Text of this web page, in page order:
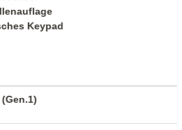
Keypad